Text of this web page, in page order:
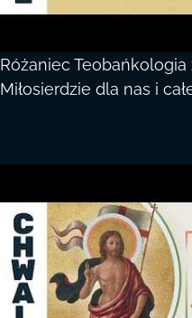
Różaniec Teobańkologia
Miłosierdzie dla nas i